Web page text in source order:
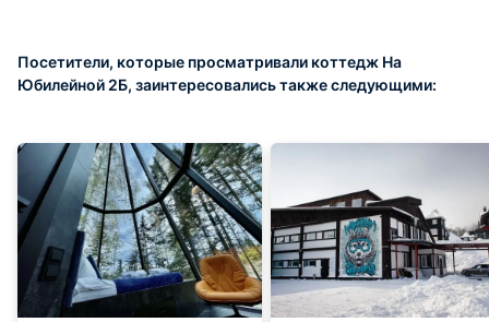
Посетители, которые просматривали коттедж На
Юбилейной 2Б, заинтересовались также следующими: